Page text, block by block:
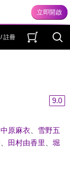
註冊
9.0
中原麻衣
雪野五
田村由香里
堀